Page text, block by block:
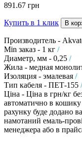
891.67 грн
Купить в 1 клик В
Производитель -
Min заказ - 1 кг /
Диаметр, мм - 0,25 /
Жила - медная
Изоляция - эмалевая /
Тип кабеля - ПЕТ-155 /
Ціна - Ціна в грн/кг
автоматично в
рахунку буде додано
намотаний емаль-
менеджера або в